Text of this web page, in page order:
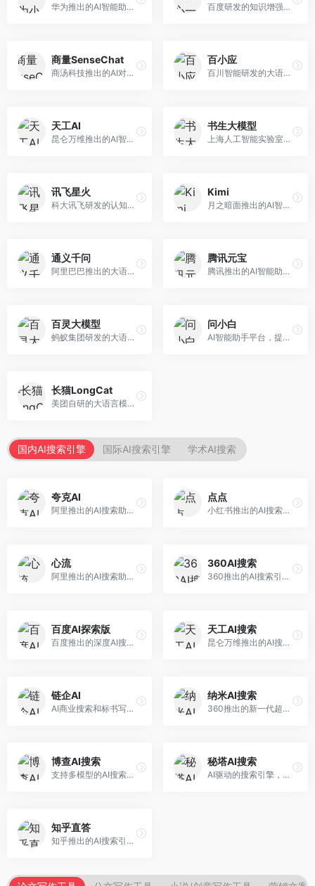
华为推出的AI智能助手网页端，深度整合鸿蒙生态和华为云服务。面向华为设备用户，支持语音交互、智能问答、设备控制等功能，与华为硬件生态无缝衔接。 百度研发的知识增强大语言模型，深度融合百度知识图谱和搜索能力。面向中文用户，提供知识问答、文本创作、逻辑推理等服务，中文语境理解准确，知识覆盖面广。
商量SenseChat
商汤科技推出的AI对话平台，结合计算机视觉和自然语言处理技术。面向企业用户和开发者，支持多模态交互，视觉理解能力强，适合智能客服和内容创作场景。
百小应
百川智能研发的大语言模型助手，专注于中文理解和生成。面向中文用户，提供知识问答、文本创作、代码辅助等服务，模型参数规模大，中文表达流畅自然。
天工AI
昆仑万维推出的AI智能助手，集成搜索、对话、创作等多种能力。面向普通用户和内容创作者，支持联网搜索、文本生成、图像理解等功能，响应速度快，免费使用。
书生大模型
上海人工智能实验室研发的开源大模型系列，支持多尺度和多模态。面向研究机构和开发者，开源生态完善，学术研究背景深厚，适合科研和定制开发。
讯飞星火
科大讯飞研发的认知智能大模型，深度融合语音识别和自然语言处理技术。面向企业用户和教育领域，提供语音交互、文档处理、代码生成等服务，中文语音识别准确率高。
Kimi
月之暗面推出的AI智能助手，核心优势在于超长文本处理能力，支持20万字以上文档分析。面向学术研究者、职场人士和内容创作者，提供文档解读、PPT生成、联网搜索等综合服务。
通义千问
阿里巴巴推出的大语言模型平台，提供对话问答、文档处理、图像理解、代码编写等全方位AI服务。面向企业用户和个人开发者，集成阿里云生态，支持多模态交互，企业级安全保障。
腾讯元宝
腾讯推出的AI智能助手，整合微信生态和腾讯云服务。面向普通用户和企业客户，支持文档解析、图像理解、联网搜索等功能，与腾讯产品无缝衔接，办公协作便捷。
百灵大模型
蚂蚁集团研发的大语言模型平台，专注于金融科技和企业服务。面向金融机构和企业客户，提供智能客服、风险分析、文档处理等服务，金融场景理解深入。
问小白
AI智能助手平台，提供知识问答、文本创作、文档处理等服务。面向普通用户和职场人士，操作简便，响应速度快，支持多场景应用。
长猫LongCat
美团自研的大语言模型对话平台，专注于本地生活服务场景。面向美团生态用户，提供智能推荐、服务问答等功能，本地生活知识覆盖全面。
国内AI搜索引擎 国际AI搜索引擎 学术AI搜索
夸克AI
阿里推出的AI搜索助手，整合搜索与AI功能。面向年轻用户，提供智能搜索、文档处理、学习辅助等服务，与夸克生态深度整合。
点点
小红书推出的AI搜索应用，专注于生活方式内容搜索。面向小红书用户，提供生活攻略、消费决策、内容推荐等服务，生活方式内容丰富。
心流
阿里推出的AI搜索助手，专注于智能信息获取。面向普通用户，提供智能搜索、内容整理、知识问答等服务，与阿里生态深度整合。
360AI搜索
360推出的AI搜索引擎，专注于安全智能搜索。面向普通用户，提供智能问答、网页搜索、内容整理等服务，安全防护能力强。
百度AI探索版
百度推出的深度AI搜索引擎，整合百度知识图谱。面向中文用户，提供智能问答、知识探索、内容生成等服务，知识覆盖面广。
天工AI搜索
昆仑万维推出的AI搜索引擎，整合大模型与搜索能力。面向普通用户，提供智能问答、深度搜索、内容整理等服务，中文搜索体验好。
链企AI
AI商业搜索和标书写作工具，专注于企业服务场景。面向企业用户，提供商业信息搜索、标书生成、企业分析等服务，商业信息专业。
纳米AI搜索
360推出的新一代超级AI搜索，深度整合360搜索资源。面向普通用户，提供智能问答、多模态搜索、内容生成等服务，安全可靠。
博查AI搜索
支持多模型的AI搜索引擎，整合多种大模型能力。面向AI爱好者，提供多模型搜索、答案对比、深度分析等服务，模型选择灵活。
秘塔AI搜索
AI驱动的搜索引擎，专注于无广告直达结果。面向研究者和信息获取需求者，提供深度搜索、来源标注、答案整理等服务，搜索结果干净准确，信息可信度高。
知乎直答
知乎推出的AI搜索引擎，专注于知识问答场景。面向知识获取者，提供知乎内容搜索、智能问答、知识整理等服务，专业知识丰富。